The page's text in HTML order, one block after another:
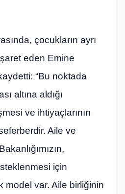
çocukların ayrı
eden Emine
“Bu noktada
altına aldığı
ve ihtiyaçlarının
Aile ve
için
model var. Aile birliğinin